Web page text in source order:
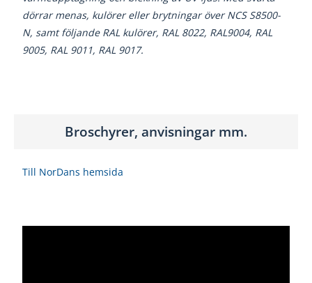
dörrar menas, kulörer eller brytningar över NCS S8500-
N, samt följande RAL kulörer, RAL 8022, RAL9004, RAL
9005, RAL 9011, RAL 9017.
Broschyrer, anvisningar mm.
Till NorDans hemsida